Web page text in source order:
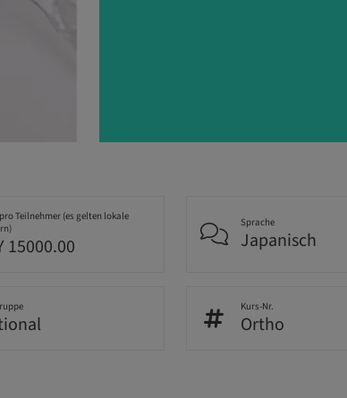
Teilnehmer (es gelten lokale
15000.00
Sprache
Japanisch
Kurs-Nr.
Ortho